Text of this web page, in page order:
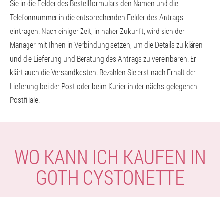
Sie in die Felder des Bestellformulars den Namen und die
Telefonnummer in die entsprechenden Felder des Antrags
eintragen. Nach einiger Zeit, in naher Zukunft, wird sich der
Manager mit Ihnen in Verbindung setzen, um die Details zu klären
und die Lieferung und Beratung des Antrags zu vereinbaren. Er
klärt auch die Versandkosten. Bezahlen Sie erst nach Erhalt der
Lieferung bei der Post oder beim Kurier in der nächstgelegenen
Postfiliale.
WO KANN ICH KAUFEN IN
GOTH CYSTONETTE